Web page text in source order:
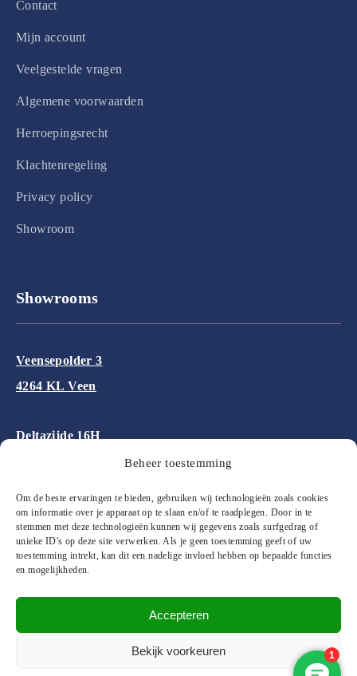
Beheer toestemming
Om de beste ervaringen te bieden, gebruiken wij technologieën zoals cookies
om informatie over je apparaat op te slaan en/of te raadplegen. Door in te
stemmen met deze technologieën kunnen wij gegevens zoals surfgedrag of
unieke ID's op deze site verwerken. Als je geen toestemming geeft of uw
toestemming intrekt, kan dit een nadelige invloed hebben op bepaalde functies
en mogelijkheden.
Accepteren
Bekijk voorkeuren
Contact
Mijn account
Veelgestelde vragen
Algemene voorwaarden
Herroepingsrecht
Klachtenregeling
Privacy policy
Showroom
Showrooms
Veensepolder 3
4264 KL Veen
Deltazijde 16H
Aalsmeerderweg 227
1432 CM Aalsmeer